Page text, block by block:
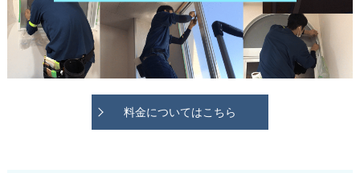
料金についてはこちら